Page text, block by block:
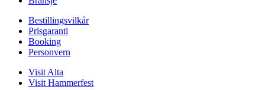
Bestillingsvilkår
Prisgaranti
Booking
Personvern
Visit Alta
Visit Hammerfest